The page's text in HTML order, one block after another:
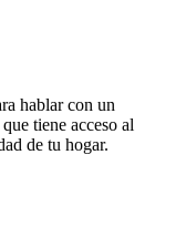
hablar con un
tiene acceso al
de tu hogar.